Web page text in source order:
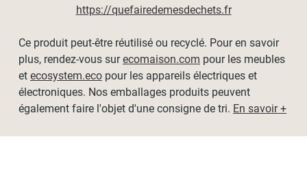
https://quefairedemesdechets.fr
Ce produit peut-être réutilisé ou recyclé. Pour en savoir
plus, rendez-vous surecomaison.com pour les meubles
et ecosystem.eco pour les appareils électriques et
électroniques. Nos emballages produits peuvent
également faire l'objet d'une consigne de tri. En savoir +